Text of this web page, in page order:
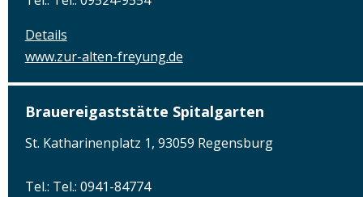
Details
www.zur-alten-freyung.de
Brauereigaststätte Spitalgarten
St. Katharinenplatz 1, 93059 Regensburg
Tel.: Tel.: 0941-84774